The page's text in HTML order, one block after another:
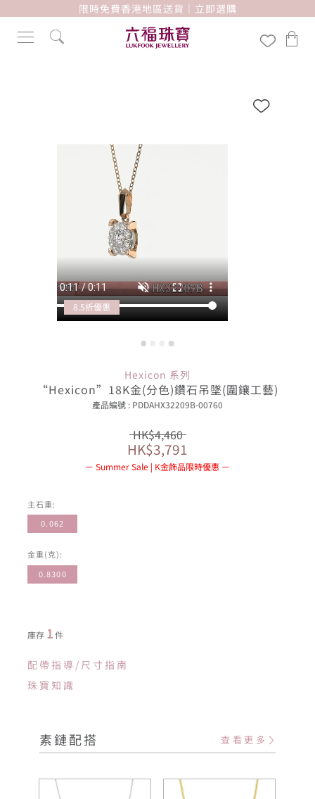
限時免費香港地區送貨｜立即選購
8.5折優惠
Hexicon 系列
“Hexicon”18K金(分色)鑽石吊墜(圍鑲工藝)
產品編號 : PDDAHX32209B-00760
HK$4,460
HK$3,791
Summer Sale | K金飾品限時優惠
主石重:
0.062
金重(克):
0.8300
庫存 1件
配帶指導/尺寸指南
珠寶知識
素鏈配搭 查看更多